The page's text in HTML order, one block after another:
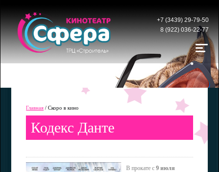
+7 (3439) 29-79-50
8 (922) 036-22-77
Главная / Скоро в кино
Кодекс Данте
В прокате с9 июля